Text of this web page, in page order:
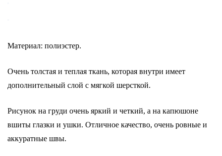
Материал: полиэстер.
Очень толстая и теплая ткань, которая внутри имеет
дополнительный слой с мягкой шерсткой.
Рисунок на груди очень яркий и четкий, а на капюшоне
вшиты глазки и ушки. Отличное качество, очень ровные и
аккуратные швы.